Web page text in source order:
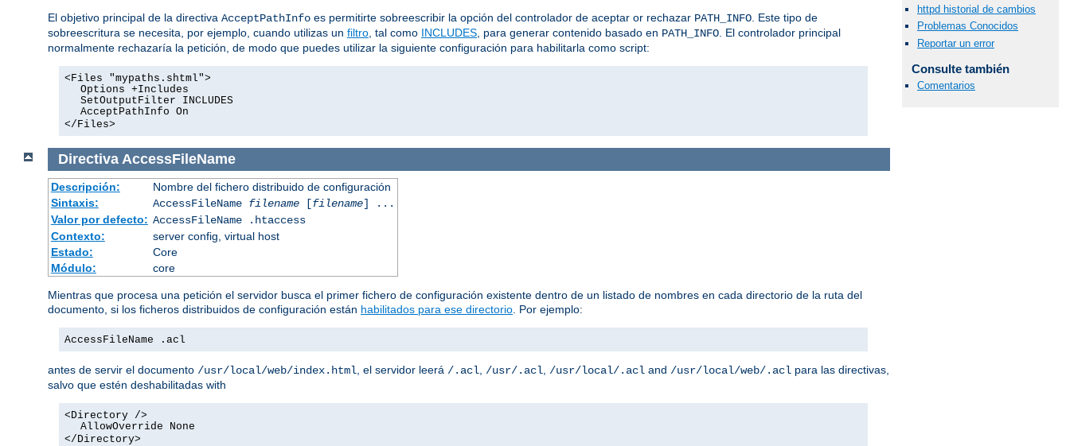
httpd historial de cambios
Problemas Conocidos
Reportar un error
Consulte también
Comentarios
El objetivo principal de la directiva AcceptPathInfo es permitirte sobreescribir la opción del controlador de aceptar or rechazar PATH_INFO. Este tipo de
sobreescritura se necesita, por ejemplo, cuando utilizas un filtro, tal como INCLUDES, para generar contenido basado en PATH_INFO. El controlador principal
normalmente rechazaría la petición, de modo que puedes utilizar la siguiente configuración para habilitarla como script:
<Files "mypaths.shtml">
Options +Includes
SetOutputFilter INCLUDES
AcceptPathInfo On
</Files>
Directiva AccessFileName
Descripción:
Nombre del fichero distribuido de configuración
Sintaxis:
AccessFileName filename[filename] ...
Valor por defecto: AccessFileName .htaccess
Contexto:
server config, virtual host
Estado:
Core
Módulo:
core
Mientras que procesa una petición el servidor busca el primer fichero de configuración existente dentro de un listado de nombres en cada directorio de la ruta del
documento, si los ficheros distribuidos de configuración están habilitados para ese directorio . Por ejemplo:
AccessFileName .acl
antes de servir el documento /usr/local/web/index.html , el servidor leerá /.acl /usr/.acl /usr/local/.acl and /usr/local/web/.acl para las directivas,
salvo que estén deshabilitadas with
<Directory />
AllowOverride None
</Directory>